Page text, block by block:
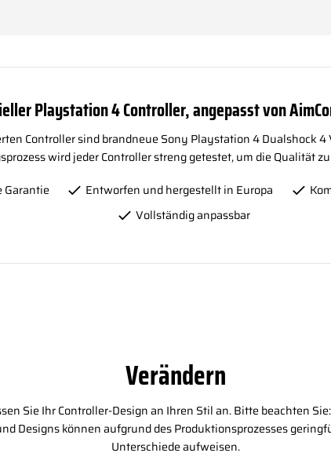
Playstation 4 Controller, angepasst von
Controller sind brandneue Sony Playstation 4 Dualshock 4
wird jeder Controller streng getestet, um die Qualität
Garantie
Entworfen und hergestellt in Europa
Vollständig anpassbar
Verändern
Sie Ihr Controller-Design an Ihren Stil an. Bitte beachten
Designs können aufgrund des Produktionsprozesses
Unterschiede aufweisen.